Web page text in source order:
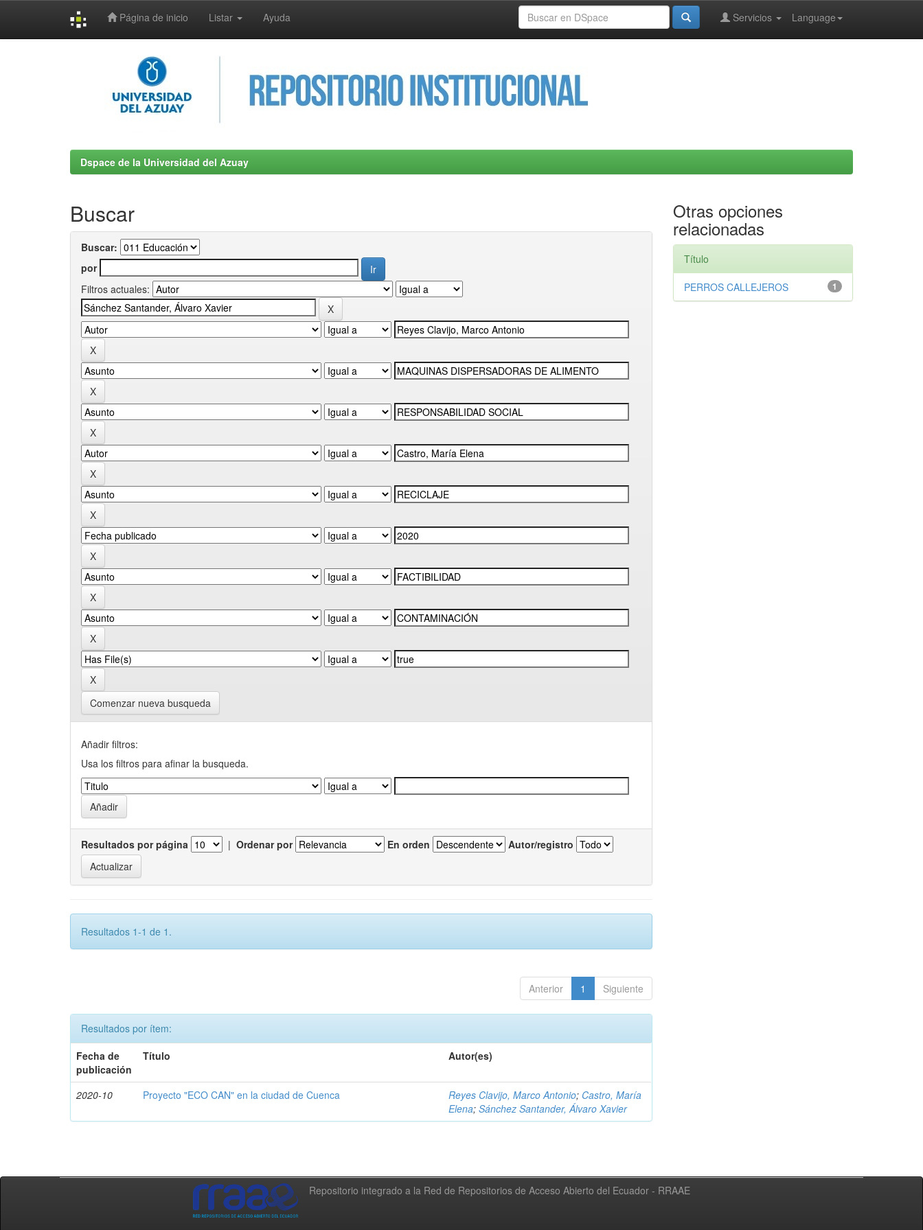
Página de inicio Listar Ayuda Language
Servicios
Dspace de la Universidad del Azuay
Buscar
Buscar:
por
Filtros actuales:
Comenzar nueva busqueda
Añadir filtros:
Usa los filtros para afinar la busqueda.
Resultados por página | Ordenar por En orden Autor/registro
Resultados 1-1 de 1.
Anterior 1 Siguiente
Resultados por ítem:
Fecha de
publicación
Título Autor(es)
2020-10 Proyecto "ECO CAN" en la ciudad de Cuenca Reyes Clavijo, Marco Antonio; Castro, María
Elena;Sánchez Santander, Álvaro Xavier
Otras opciones
relacionadas
Título
1
PERROS CALLEJEROS
Repositorio integrado a la Red de Repositorios de Acceso Abierto del Ecuador - RRAAE